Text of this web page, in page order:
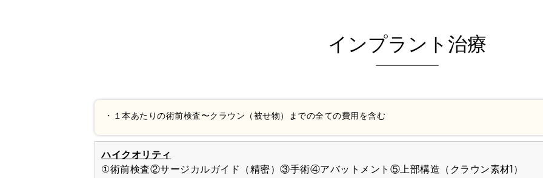
インプラント治療
・１本あたりの術前検査〜クラウン（被せ物）までの全ての費用を含む
ハイクオリティ
①術前検査②サージカルガイド（精密）③手術④アバットメント⑤上部構造（クラウン素材1）